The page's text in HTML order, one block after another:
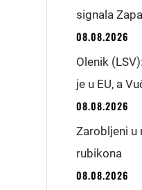
signala
08.08.2026
Olenik
je u EU, a
08.08.2026
Zarobljeni u
rubikona
08.08.2026